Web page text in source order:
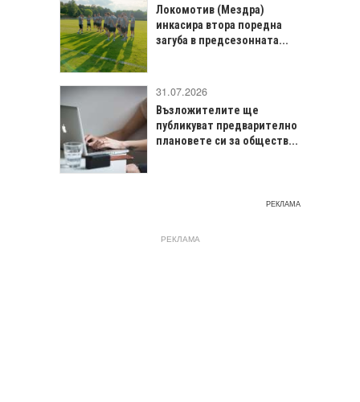
Локомотив (Мездра)
инкасира втора поредна
загуба в предсезонната...
31.07.2026
Възложителите ще
публикуват предварително
плановете си за обществ...
РЕКЛАМА
РЕКЛАМА